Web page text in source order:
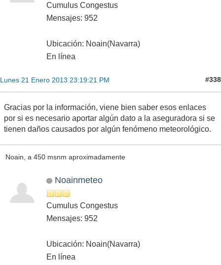
Cumulus Congestus
Mensajes: 952
Ubicación: Noain(Navarra)
En línea
Lunes 21 Enero 2013 23:19:21 PM #338
Gracias por la información, viene bien saber esos enlaces
por si es necesario aportar algún dato a la aseguradora si se
tienen daños causados por algún fenómeno meteorológico.
Noain, a 450 msnm aproximadamente
Noainmeteo
Cumulus Congestus
Mensajes: 952
Ubicación: Noain(Navarra)
En línea